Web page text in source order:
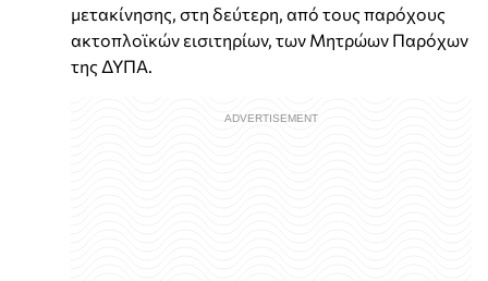
μετακίνησης, στη δεύτερη, από τους παρόχους
ακτοπλοϊκών εισιτηρίων, των Μητρώων Παρόχων
της ΔΥΠΑ.